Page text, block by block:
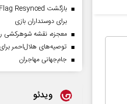
برای دوستداران بازی
معجزه، نقشه شوهرکشی
توصیه‌های هلال‌احمر
جام‌جهانی مهاجران
ویدئو